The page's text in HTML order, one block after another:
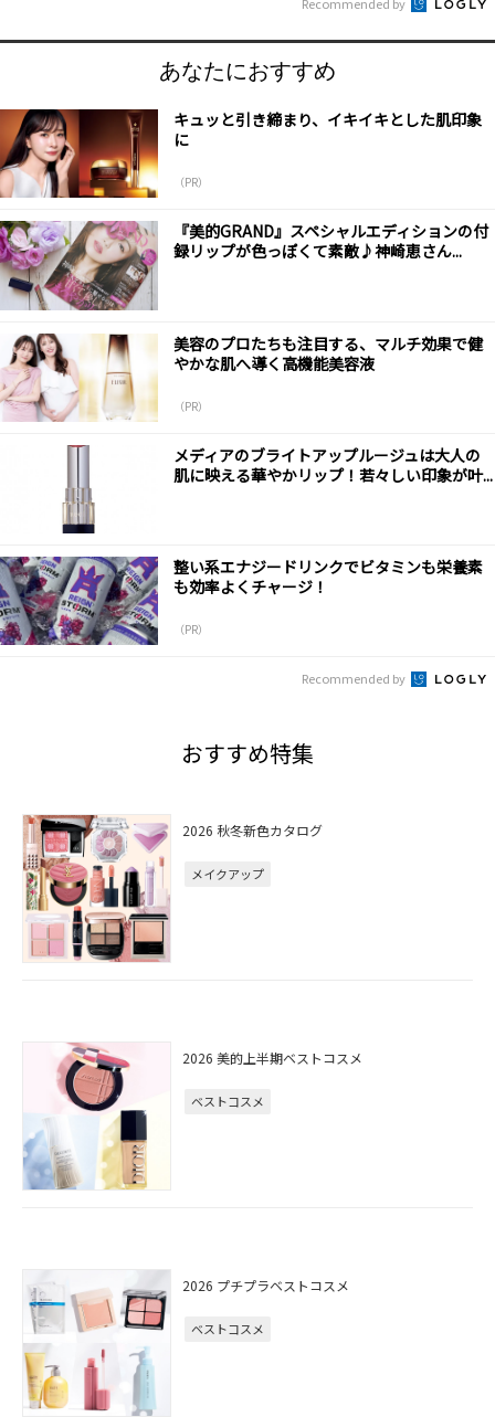
あなたにおすすめ
キュッと引き締まり、イキイキとした肌印象
に
（PR）
『美的GRAND』スペシャルエディションの付
録リップが色っぽくて素敵♪神崎恵さん...
美容のプロたちも注目する、マルチ効果で健
やかな肌へ導く高機能美容液
（PR）
メディアのブライトアップルージュは大人の
肌に映える華やかリップ！若々しい印象が叶...
整い系エナジードリンクでビタミンも栄養素
も効率よくチャージ！
（PR）
Recommended by
おすすめ特集
2026 秋冬新色カタログ
メイクアップ
2026 美的上半期ベストコスメ
ベストコスメ
2026 プチプラベストコスメ
ベストコスメ